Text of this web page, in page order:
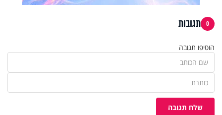
0 תגובות
הוסיפו תגובה
שלח תגובה